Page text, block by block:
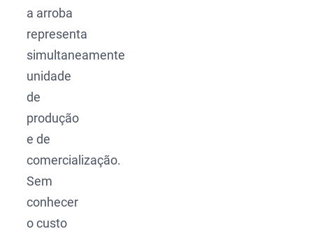
a arroba
representa
simultaneamente
unidade
de
produção
e de
comercialização.
Sem
conhecer
o custo